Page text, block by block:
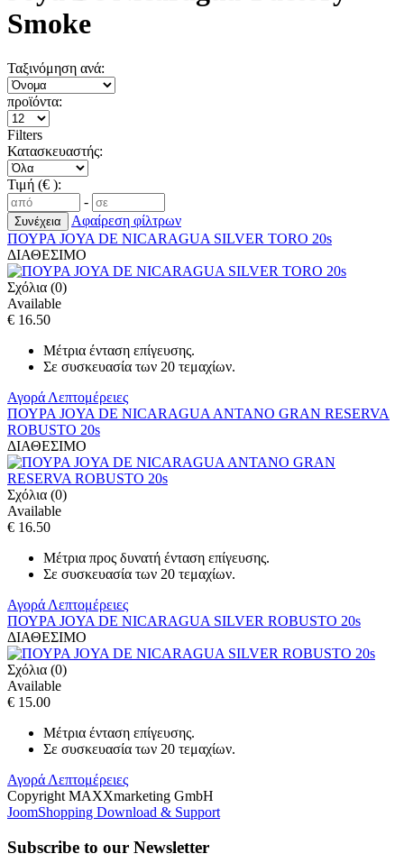
Smoke
Ταξινόμηση ανά:
προϊόντα:
Filters
Κατασκευαστής:
Τιμή (€ ):
-
Αφαίρεση φίλτρων
ΠΟΥΡΑ JOYA DE NICARAGUA SILVER TORO 20s
ΔΙΑΘΕΣΙΜΟ
Σχόλια (0)
Available
€ 16.50
Μέτρια ένταση επίγευσης.
Σε συσκευασία των 20 τεμαχίων.
Αγορά Λεπτομέρειες
ΠΟΥΡΑ JOYA DE NICARAGUA ANTANO GRAN RESERVA
ROBUSTO 20s
ΔΙΑΘΕΣΙΜΟ
Σχόλια (0)
Available
€ 16.50
Μέτρια προς δυνατή ένταση επίγευσης.
Σε συσκευασία των 20 τεμαχίων.
Αγορά Λεπτομέρειες
ΠΟΥΡΑ JOYA DE NICARAGUA SILVER ROBUSTO 20s
ΔΙΑΘΕΣΙΜΟ
Σχόλια (0)
Available
€ 15.00
Μέτρια ένταση επίγευσης.
Σε συσκευασία των 20 τεμαχίων.
Αγορά Λεπτομέρειες
Copyright MAXXmarketing GmbH
JoomShopping Download & Support
Subscribe to our Newsletter